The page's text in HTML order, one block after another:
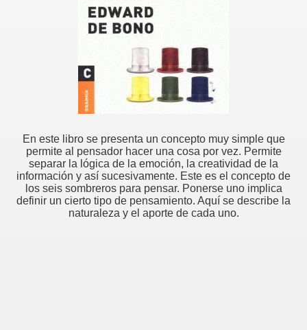
En este libro se presenta un concepto muy simple que
permite al pensador hacer una cosa por vez. Permite
separar la lógica de la emoción, la creatividad de la
información y así sucesivamente. Este es el concepto de
los seis sombreros para pensar. Ponerse uno implica
definir un cierto tipo de pensamiento. Aquí se describe la
naturaleza y el aporte de cada uno.